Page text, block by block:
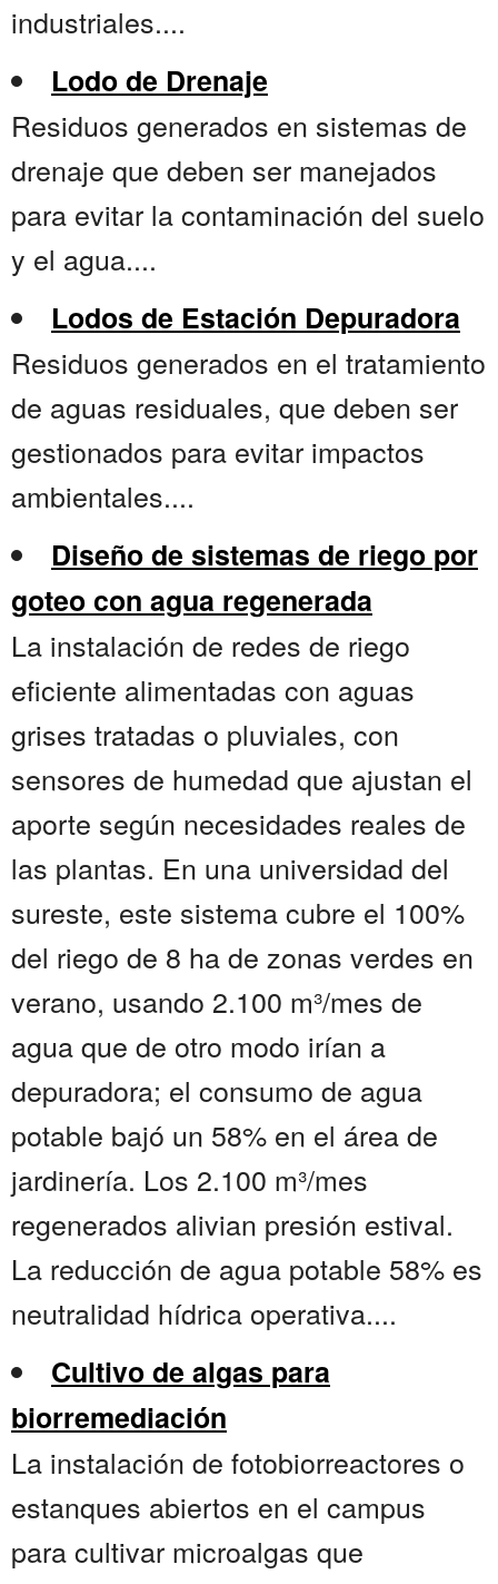
industriales....
Lodo de Drenaje
Residuos generados en sistemas de
drenaje que deben ser manejados
para evitar la contaminación del suelo
y el agua....
Lodos de Estación Depuradora
Residuos generados en el tratamiento
de aguas residuales, que deben ser
gestionados para evitar impactos
ambientales....
Diseño de sistemas de riego por
goteo con agua regenerada
La instalación de redes de riego
eficiente alimentadas con aguas
grises tratadas o pluviales, con
sensores de humedad que ajustan el
aporte según necesidades reales de
las plantas. En una universidad del
sureste, este sistema cubre el 100%
del riego de 8 ha de zonas verdes en
verano, usando 2.100 m³/mes de
agua que de otro modo irían a
depuradora; el consumo de agua
potable bajó un 58% en el área de
jardinería. Los 2.100 m³/mes
regenerados alivian presión estival.
La reducción de agua potable 58% es
neutralidad hídrica operativa....
Cultivo de algas para
biorremediación
La instalación de fotobiorreactores o
estanques abiertos en el campus
para cultivar microalgas que